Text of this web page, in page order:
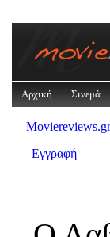
Αρχική Σινεμά
Moviereviews.gr
Εγγραφή